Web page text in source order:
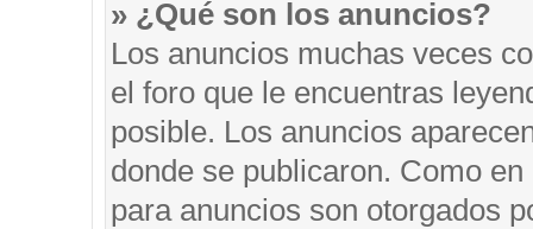
» ¿Qué son los anuncios?
Los anuncios muchas veces
el foro que le encuentras
posible. Los anuncios
donde se publicaron. Como
para anuncios son otorgados